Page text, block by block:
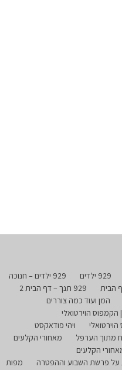
929 ילדים
929 ילדים – חנוכה
929 תנך – דף הבית 2
המן ועוד כמה צוררים
הוירטואלי
ויהי פודאקסט
מתוך הערפל
מאחורי הקלעים
הקלעים
על פרשת השבוע וההפטרה
מפות